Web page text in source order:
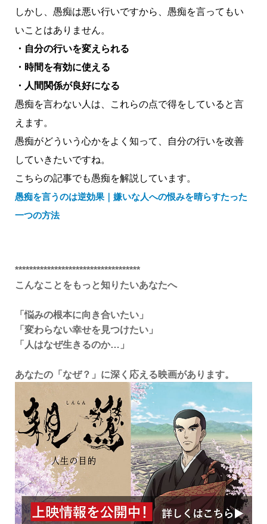
しかし、愚痴は悪い行いですから、愚痴を言ってもい
いことはありません。
・自分の行いを変えられる
・時間を有効に使える
・人間関係が良好になる
愚痴を言わない人は、これらの点で得をしていると言
えます。
愚痴がどういう心かをよく知って、自分の行いを改善
していきたいですね。
こちらの記事でも愚痴を解説しています。
愚痴を言うのは逆効果｜嫌いな人への恨みを晴らすたった
一つの方法
***********************************
こんなことをもっと知りたいあなたへ
「悩みの根本に向き合いたい」
「変わらない幸せを見つけたい」
「人はなぜ生きるのか…」
あなたの「なぜ？」に深く応える映画があります。